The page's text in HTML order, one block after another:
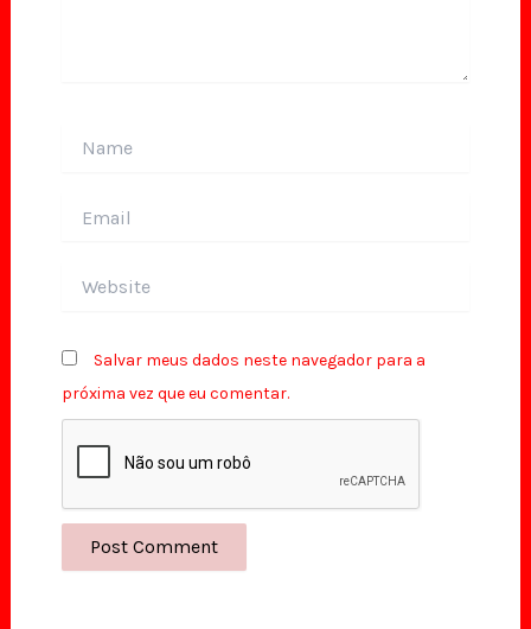
Salvar meus dados neste navegador para a
próxima vez que eu comentar.